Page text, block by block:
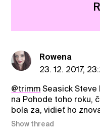
Rowena
23. 12. 2017,
@trimm Seasick
na Pohode toho roku,
bola za, vidieť ho
Show thread